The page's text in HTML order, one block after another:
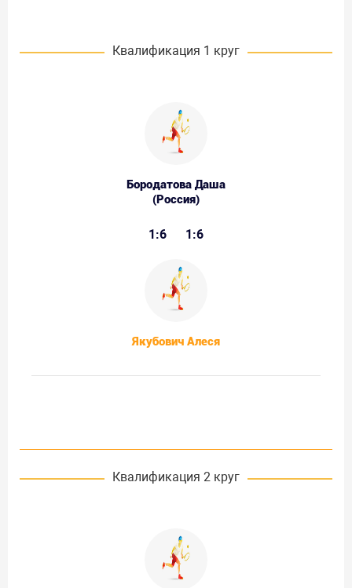
Квалификация 1 круг
Бородатова Даша
(Россия)
1:6 1:6
Якубович Алеся
Квалификация 2 круг